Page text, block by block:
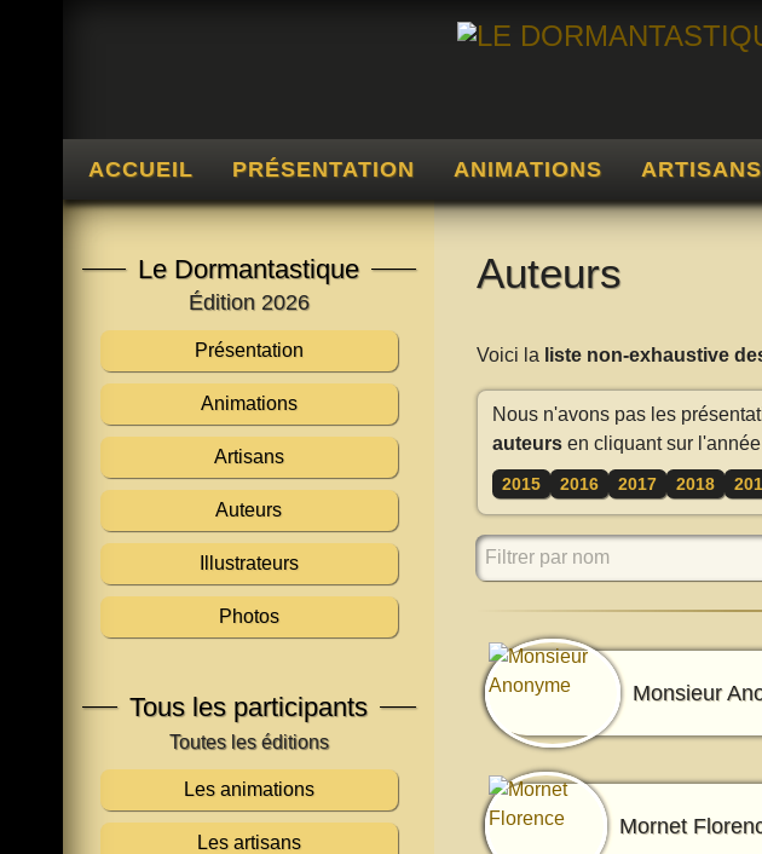
ACCUEIL PRÉSENTATION ANIMATIONS ARTISANS
Le Dormantastique
Édition 2026
Présentation
Animations
Artisans
Auteurs
Illustrateurs
Photos
Tous les participants
Les animations
Les artisans
Auteurs
Voici la liste non-exhaustive
Nous n'avons pas les
auteursen cliquant sur
2015 2016 2017 2018
Filtrer par nom
Monsieur
Mornet